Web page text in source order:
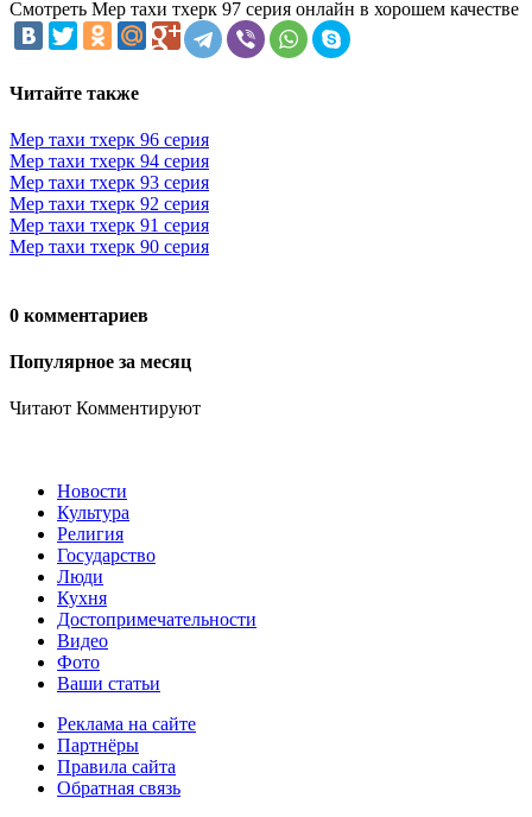
Смотреть Мер тахи тхерк 97 серия онлайн в хорошем качестве
Читайте также
Мер тахи тхерк 96 серия
Мер тахи тхерк 94 серия
Мер тахи тхерк 93 серия
Мер тахи тхерк 92 серия
Мер тахи тхерк 91 серия
Мер тахи тхерк 90 серия
0 комментариев
Популярное за месяц
Читают Комментируют
Новости
Культура
Религия
Государство
Люди
Кухня
Достопримечательности
Видео
Фото
Ваши статьи
Реклама на сайте
Партнёры
Правила сайта
Обратная связь